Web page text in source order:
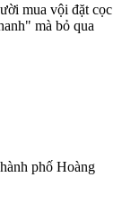
mua vội đặt cọc
mà bỏ qua
phố Hoàng